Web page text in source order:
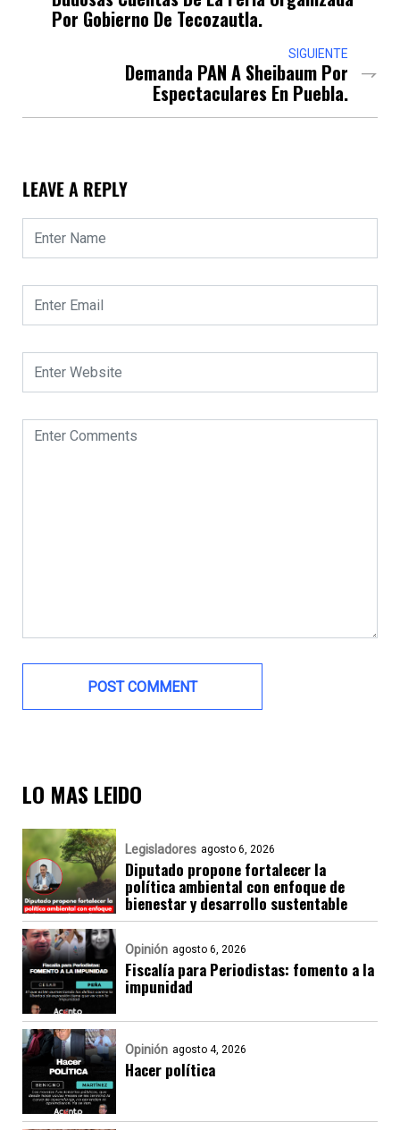
Por Gobierno De Tecozautla.
SIGUIENTE
Demanda PAN A Sheibaum Por
Espectaculares En Puebla.
LEAVE A REPLY
LO MAS LEIDO
Legisladores agosto 6, 2026
Diputado propone fortalecer la
política ambiental con enfoque de
bienestar y desarrollo sustentable
Opinión agosto 6, 2026
Fiscalía para Periodistas: fomento a la
impunidad
Opinión agosto 4, 2026
Hacer política